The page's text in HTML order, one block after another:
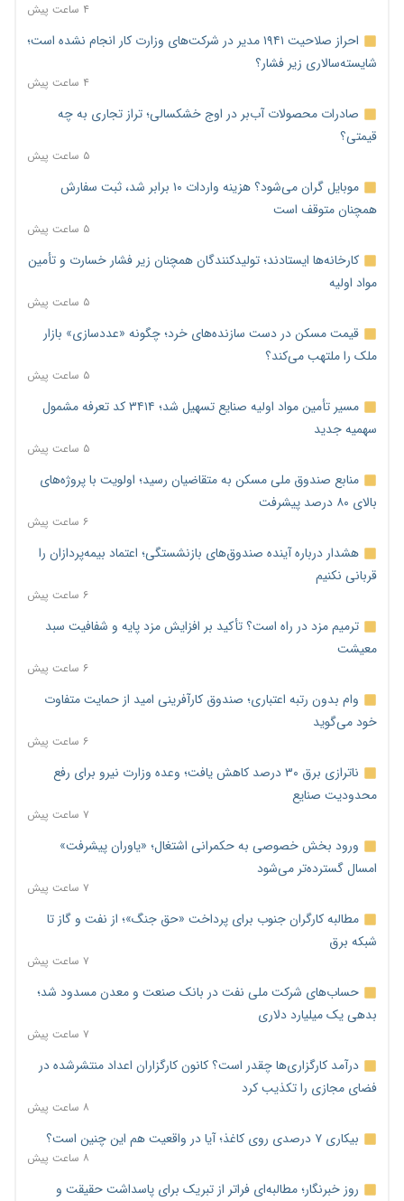
۴ ساعت پیش
احراز صلاحیت ۱۹۴۱ مدیر در شرکت‌های وزارت کار انجام نشده است؛
شایسته‌سالاری زیر فشار؟
۴ ساعت پیش
صادرات محصولات آب‌بر در اوج خشکسالی؛ تراز تجاری به چه
قیمتی؟
۵ ساعت پیش
موبایل گران می‌شود؟ هزینه واردات ۱۰ برابر شد، ثبت سفارش
همچنان متوقف است
۵ ساعت پیش
کارخانه‌ها ایستادند؛ تولیدکنندگان همچنان زیر فشار خسارت و تأمین
مواد اولیه
۵ ساعت پیش
قیمت مسکن در دست سازنده‌های خرد؛ چگونه «عددسازی» بازار
ملک را ملتهب می‌کند؟
۵ ساعت پیش
مسیر تأمین مواد اولیه صنایع تسهیل شد؛ ۳۴۱۴ کد تعرفه مشمول
سهمیه جدید
۵ ساعت پیش
منابع صندوق ملی مسکن به متقاضیان رسید؛ اولویت با پروژه‌های
بالای ۸۰ درصد پیشرفت
۶ ساعت پیش
هشدار درباره آینده صندوق‌های بازنشستگی؛ اعتماد بیمه‌پردازان را
قربانی نکنیم
۶ ساعت پیش
ترمیم مزد در راه است؟ تأکید بر افزایش مزد پایه و شفافیت سبد
معیشت
۶ ساعت پیش
وام بدون رتبه اعتباری؛ صندوق کارآفرینی امید از حمایت متفاوت
خود می‌گوید
۶ ساعت پیش
ناترازی برق ۳۰ درصد کاهش یافت؛ وعده وزارت نیرو برای رفع
محدودیت صنایع
۷ ساعت پیش
ورود بخش خصوصی به حکمرانی اشتغال؛ «یاوران پیشرفت»
امسال گسترده‌تر می‌شود
۷ ساعت پیش
مطالبه کارگران جنوب برای پرداخت «حق جنگ»؛ از نفت و گاز تا
شبکه برق
۷ ساعت پیش
حساب‌های شرکت ملی نفت در بانک صنعت و معدن مسدود شد؛
بدهی یک میلیارد دلاری
۷ ساعت پیش
درآمد کارگزاری‌ها چقدر است؟ کانون کارگزاران اعداد منتشرشده در
فضای مجازی را تکذیب کرد
۸ ساعت پیش
بیکاری ۷ درصدی روی کاغذ؛ آیا در واقعیت هم این چنین است؟
۸ ساعت پیش
روز خبرنگار؛ مطالبه‌ای فراتر از تبریک برای پاسداشت حقیقت و